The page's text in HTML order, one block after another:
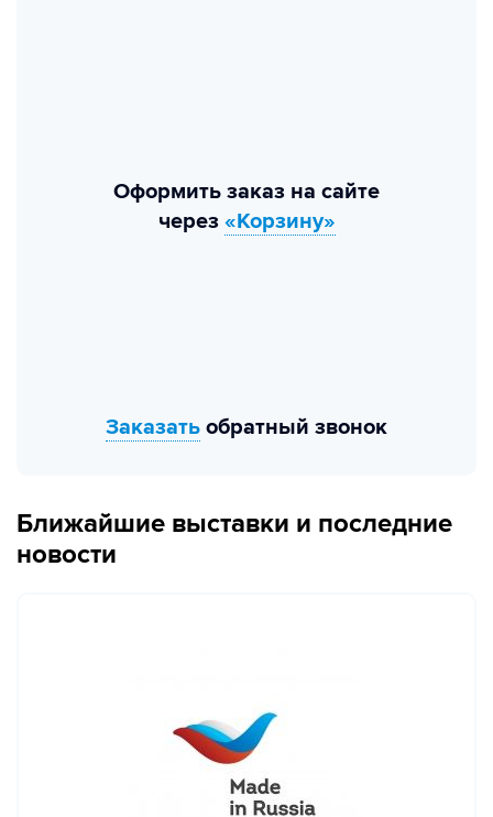
Оформить заказ на сайте
через «Корзину»
Заказать обратный звонок
Ближайшие выставки и последние
новости